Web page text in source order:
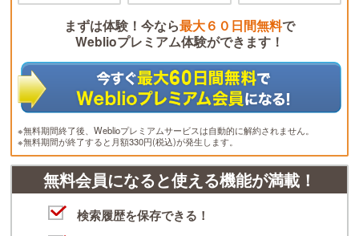
まずは体験！今なら最大６０日間無料で
Weblioプレミアム体験ができます！
※無料期間終了後、Weblioプレミアムサービスは自動的に解約されません。
※無料期間が終了すると月額330円(税込)が発生します。
無料会員になると使える機能が満載！
検索履歴を保存できる！